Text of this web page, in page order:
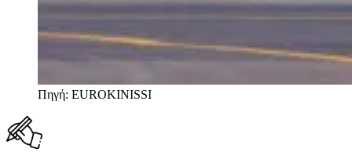
Πηγή: EUROKINISSI